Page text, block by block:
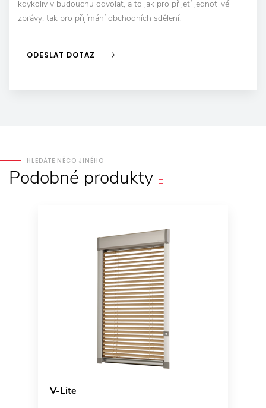
kdykoliv v budoucnu odvolat, a to jak pro přijetí jednotlivé
zprávy, tak pro přijímání obchodních sdělení.
ODESLAT DOTAZ
HLEDÁTE NĚCO JINÉHO
Podobné produkty
V-Lite